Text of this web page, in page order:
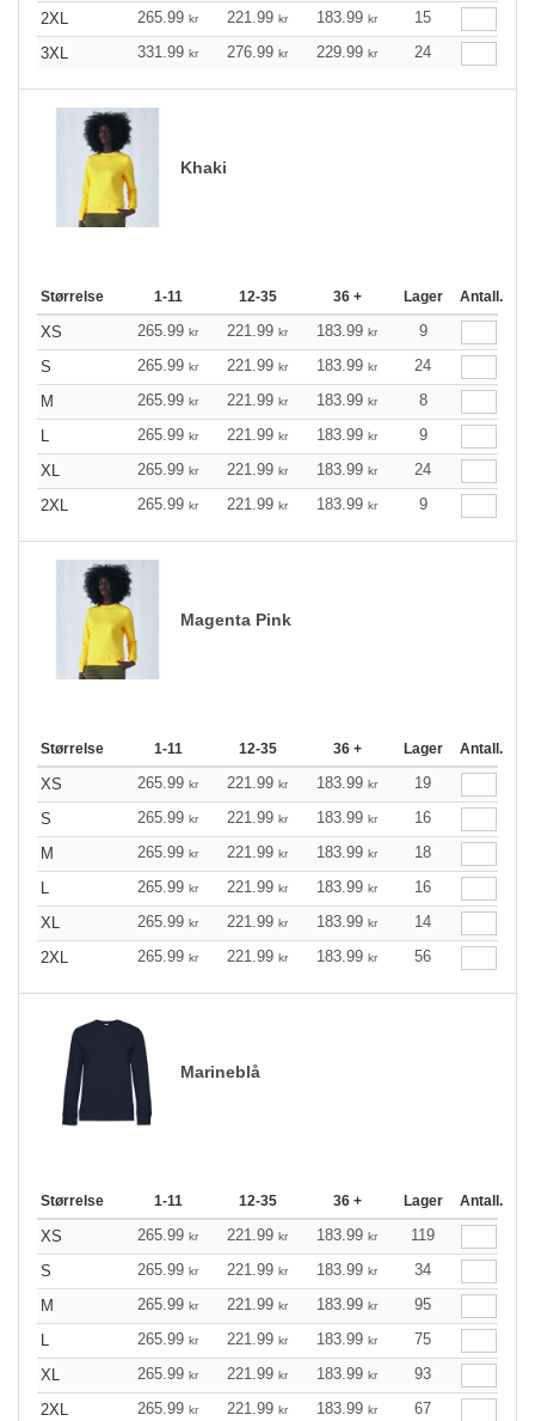
2XL
265.99 kr 221.99 kr 183.99 kr
15
3XL
331.99 kr 276.99 kr 229.99 kr 24
Khaki
Størrelse 1-11 12-35 36 + Lager Antall.
XS 265.99 kr 221.99 kr 183.99 kr
9
S
265.99 kr 221.99 kr 183.99 kr
24
M
265.99 kr 221.99 kr 183.99 kr
8
L
265.99 kr 221.99 kr 183.99 kr
9
XL
265.99 kr 221.99 kr 183.99 kr
24
2XL
265.99 kr 221.99 kr 183.99 kr 9
Magenta Pink
Størrelse 1-11 12-35 36 + Lager Antall.
XS 265.99 kr 221.99 kr 183.99 kr
19
S
265.99 kr 221.99 kr 183.99 kr
16
M
265.99 kr 221.99 kr 183.99 kr
18
L
265.99 kr 221.99 kr 183.99 kr
16
XL
265.99 kr 221.99 kr 183.99 kr
14
2XL
265.99 kr 221.99 kr 183.99 kr 56
Marineblå
Størrelse 1-11 12-35 36 + Lager Antall.
XS 265.99 kr 221.99 kr 183.99 kr
119
S
265.99 kr 221.99 kr 183.99 kr
34
M
265.99 kr 221.99 kr 183.99 kr
95
L
265.99 kr 221.99 kr 183.99 kr
75
XL
265.99 kr 221.99 kr 183.99 kr
93
2XL
265.99 kr 221.99 kr 183.99 kr 67